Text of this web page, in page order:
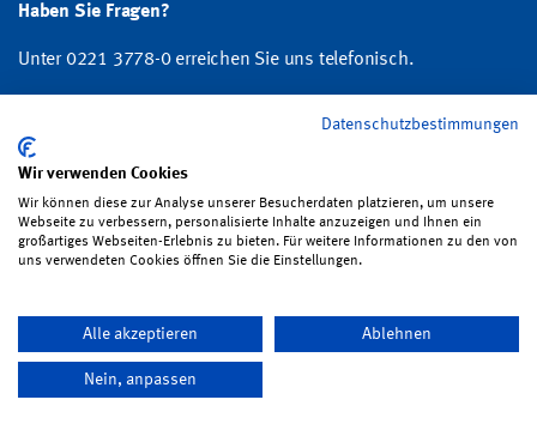
Haben Sie Fragen?
Unter 0221 3778-0 erreichen Sie uns telefonisch.
Entschädigung, Prävention sowie Fragen zu Mitgliedschaft und Beitrag.
Folgen Sie uns:
Barrierefreiheit·Bildrechte
Datenschutzbestimmungen
Wir verwenden Cookies
Wir können diese zur Analyse unserer Besucherdaten platzieren, um unsere
Webseite zu verbessern, personalisierte Inhalte anzuzeigen und Ihnen ein
großartiges Webseiten-Erlebnis zu bieten. Für weitere Informationen zu den von
uns verwendeten Cookies öffnen Sie die Einstellungen.
Alle akzeptieren Ablehnen
Nein, anpassen